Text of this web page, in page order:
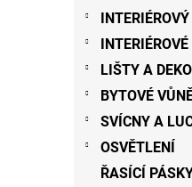
LIŠTY A
BYTOVÉ
SVÍCNY A
OSVĚTLENÍ
ŘASÍCÍ